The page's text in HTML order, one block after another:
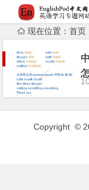
现在位置： 首页
Copyright ©